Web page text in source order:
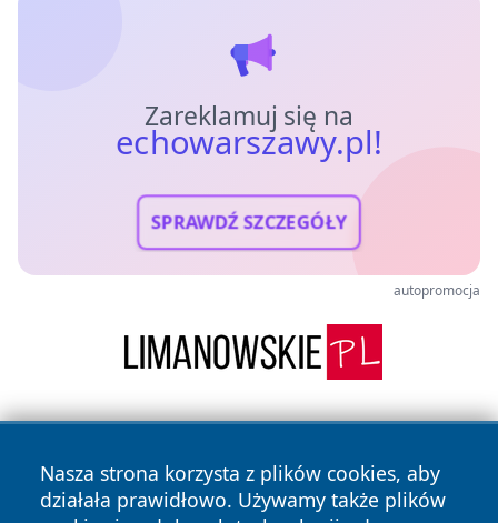
Zareklamuj się na
echowarszawy.pl!
SPRAWDŹ SZCZEGÓŁY
autopromocja
Nasza strona korzysta z plików cookies, aby
działała prawidłowo. Używamy także plików